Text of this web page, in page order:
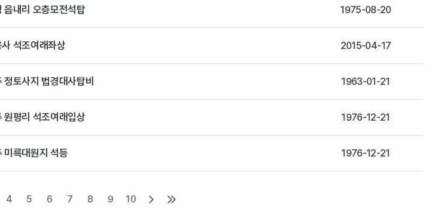
읍내리 오층모전석탑 1975-08-20
석조여래좌상 2015-04-17
정토사지 법경대사탑비 1963-01-21
원평리 석조여래입상 1976-12-21
미륵대원지 석등 1976-12-21
4 5 6 7 8 9 10